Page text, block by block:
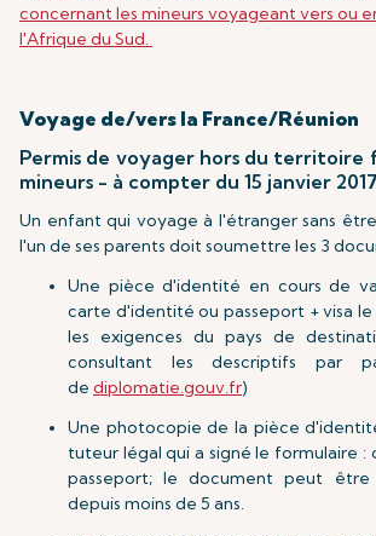
concernant les mineurs voyageant vers ou
l'Afrique du Sud.
Voyage de/vers la France/Réunion
Permis de voyager hors du territoire
mineurs - à compter du 15 janvier
Un enfant qui voyage à l'étranger sans
l'un de ses parents doit soumettre les 3
Une pièce d'identité en cours de
carte d'identité ou passeport + visa le
les exigences du pays de
consultant les descriptifs par
de diplomatie.gouv.fr)
Une photocopie de la pièce
tuteur légal qui a signé le formulaire
passeport; le document peut
depuis moins de 5 ans.